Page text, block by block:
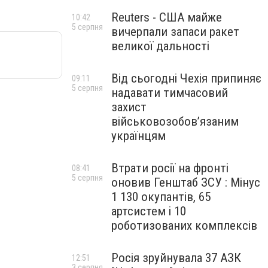
Reuters - США майже
вичерпали запаси ракет
великої дальності
10:42
5 серпня
Від сьогодні Чехія припиняє
надавати тимчасовий
захист
військовозобов’язаним
українцям
09:11
5 серпня
Втрати росії на фронті
оновив Генштаб ЗСУ : Мінус
1 130 окупантів, 65
артсистем і 10
роботизованих комплексів
08:41
5 серпня
Росія зруйнувала 37 АЗК
12:51